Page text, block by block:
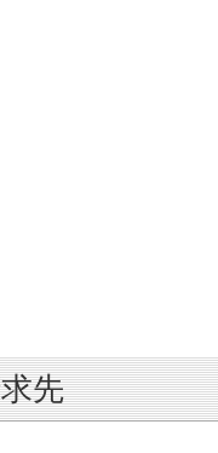
先